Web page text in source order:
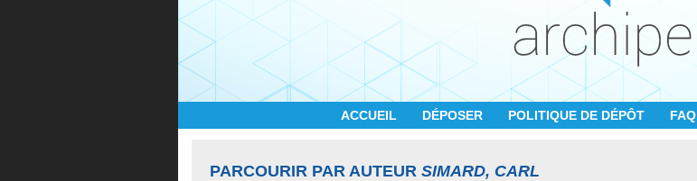
ACCUEIL DÉPOSER POLITIQUE DE DÉPÔT FAQ
PARCOURIR PAR AUTEUR SIMARD, CARL